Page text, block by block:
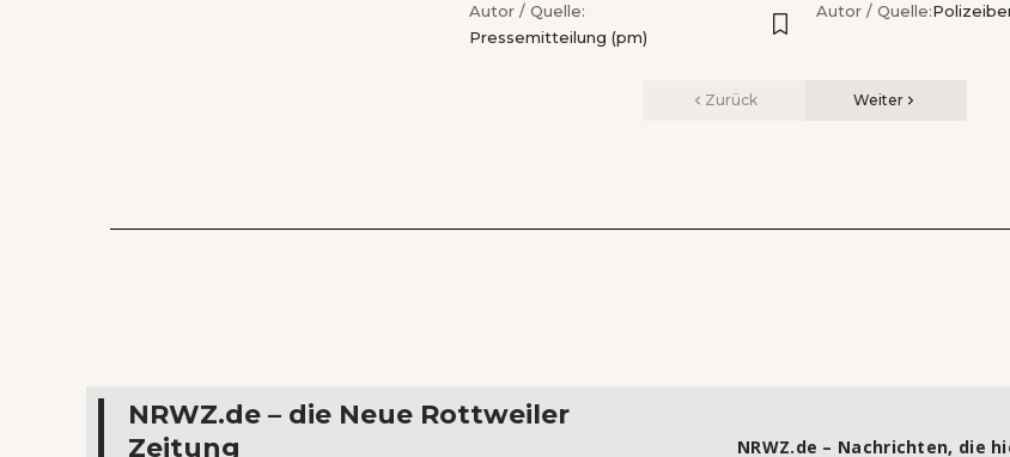
Autor / Quelle:
Pressemitteilung (pm)
Autor / Quelle:
Zurück Weiter
NRWZ.de – die Neue Rottweiler
Zeitung
NRWZ.de – Nachrichten, die